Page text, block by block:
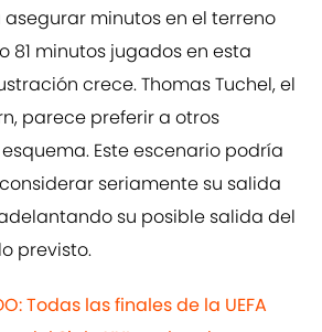
minutos en el terreno
81 minutos jugados en esta
crece. Thomas Tuchel, el
parece preferir a otros
Este escenario podría
seriamente su salida
su posible salida del
previsto.
Todas las finales de la UEFA